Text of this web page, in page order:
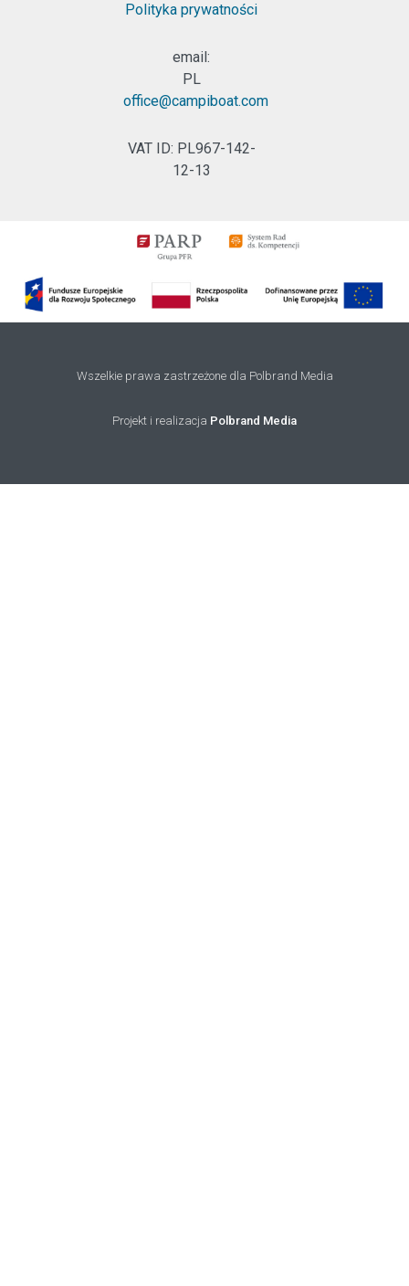
Polityka prywatności
email:
PL
office@campiboat.com
VAT ID: PL967-142-
12-13
Wszelkie prawa zastrzeżone dla Polbrand Media
Projekt i realizacja Polbrand Media